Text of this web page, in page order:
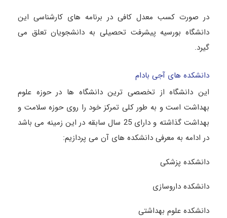
در صورت کسب معدل کافی در برنامه های کارشناسی این
دانشگاه بورسیه پیشرفت تحصیلی به دانشجویان تعلق می
گیرد.
دانشکده های آجی بادام
این دانشگاه از تخصصی ترین دانشگاه ها در حوزه علوم
بهداشت است و به طور کلی تمرکز خود را روی حوزه سلامت و
بهداشت گذاشته و دارای 25 سال سابقه در این زمینه می باشد
در ادامه به معرفی دانشکده های آن می پردازیم:
دانشکده پزشکی
دانشکده داروسازی
دانشکده علوم بهداشتی